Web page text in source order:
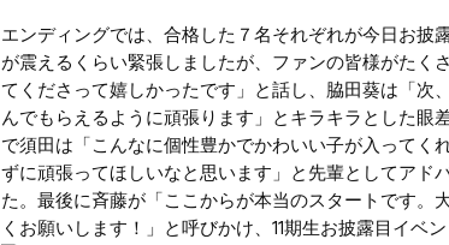
エンディングでは、合格した７名それぞれが今日お披
が震えるくらい緊張しましたが、ファンの皆様がたく
てくださって嬉しかったです」と話し、脇田葵は「次
んでもらえるように頑張ります」とキラキラとした眼
で須田は「こんなに個性豊かでかわいい子が入ってく
ずに頑張ってほしいなと思います」と先輩としてアド
た。最後に斉藤が「ここからが本当のスタートです。
くお願いします！」と呼びかけ、11期生お披露目イベン